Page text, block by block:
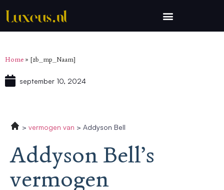
Home » [zb_mp_Naam]
september 10, 2024
vermogen van Addyson Bell
Addyson Bell’s
vermogen